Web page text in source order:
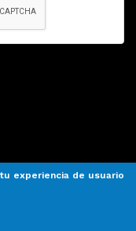
experiencia de usuario